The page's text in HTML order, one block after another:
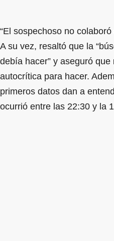
“El sospechoso no
A su vez, resaltó que la
debía hacer” y aseguró
autocrítica para hacer.
primeros datos dan a
ocurrió entre las 22:30 y la